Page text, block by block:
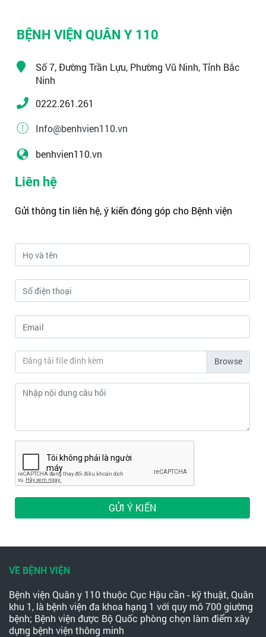
BỆNH VIỆN QUÂN Y 110
Số 7, Đường Trần Lựu, Phường Vũ Ninh, Tỉnh Bắc
Ninh
0222.261.261
Info@benhvien110.vn
benhvien110.vn
Liên hệ
Gửi thông tin liên hệ, ý kiến đóng góp cho Bệnh viện
Đăng tải file đính kèm
GỬI Ý KIẾN
VỀ BỆNH VIỆN
Bệnh viện Quân y 110 thuộc Cục Hậu cần - kỹ thuật, Quân
khu 1, là bệnh viện đa khoa hạng 1 với quy mô 700 giường
bệnh; Bệnh viện được Bộ Quốc phòng chọn làm điểm xây
dựng bệnh viện thông minh